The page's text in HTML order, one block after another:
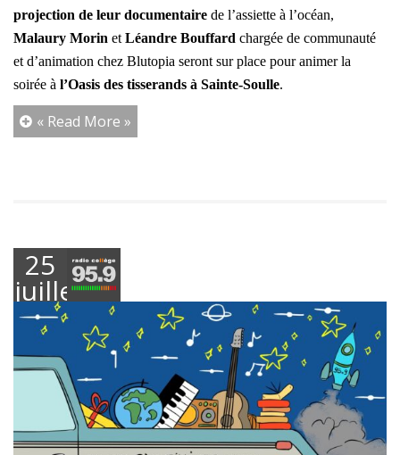
projection de leur documentaire de l’assiette à l’océan,
Malaury Morin et Léandre Bouffard chargée de communauté
et d’animation chez Blutopia seront sur place pour animer la
soirée à l’Oasis des tisserands à Sainte-Soulle.
« Read More »
25
juillet
2025